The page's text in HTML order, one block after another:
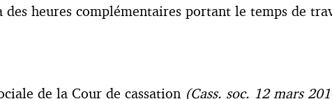
heures complémentaires portant le temps de
de la Cour de cassation (Cass. soc. 12 mars